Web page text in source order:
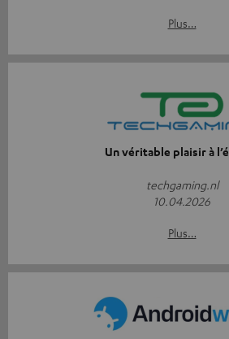
Plus…
Un véritable plaisir à
techgaming.nl
10.04.2026
Plus…